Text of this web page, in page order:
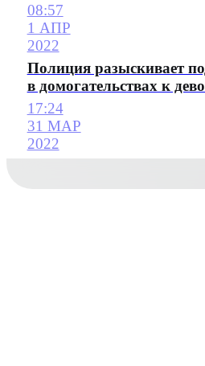
08:57
1 АПР
2022
Полиция разыскивает
в домогательствах к
17:24
31 МАР
2022